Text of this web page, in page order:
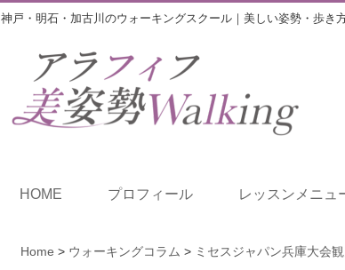
神戸・明石・加古川のウォーキングスクール｜美しい姿勢・歩
HOME プロフィール レッスンメニュ
Home > ウォーキングコラム > ミセスジャパン兵庫大会